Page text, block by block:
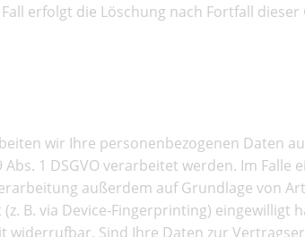
erfolgt die Löschung nach Fortfall dieser
wir Ihre personenbezogenen Daten
1 DSGVO verarbeitet werden. Im
außerdem auf Grundlage von
B. via Device-Fingerprinting)
widerrufbar. Sind Ihre Daten zur